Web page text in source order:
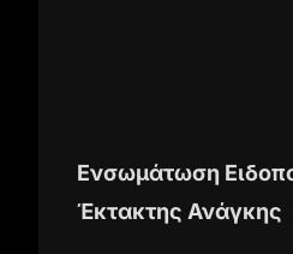
Ενσωμάτωση
Έκτακτης Ανάγκης